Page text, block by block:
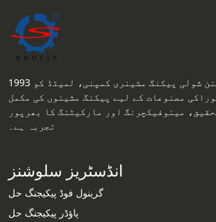
1993 میں قائم ہوئی، ہینن شولی پیکنگ مشینری کمپنی، لمیٹڈ کو
مصنوعات کے لیے پیکنگ مشینوں کی مکمل
مینوفیکچرنگ اور مارکیٹنگ کا بھرپور
تجربہ ہے۔
انڈسٹریز سلوشنز
گرینول فوڈ پیکیجنگ حل
پاؤڈر پیکیجنگ حل